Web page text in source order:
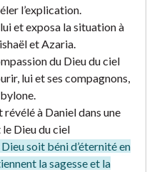
l’explication.
et exposa la situation à
et Azaria.
du Dieu du ciel
lui et ses compagnons,
révélé à Daniel dans une
Dieu du ciel
soit béni d’éternité en
la sagesse et la